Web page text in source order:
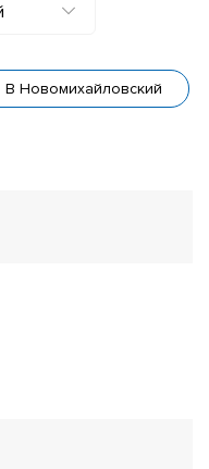
В Новомихайловский